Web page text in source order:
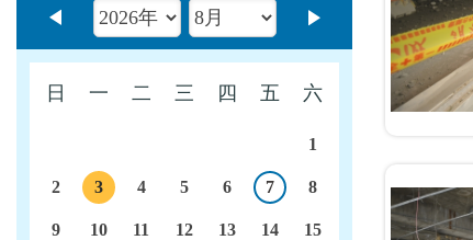
上個月
日 一 二 三 四 五 六
1
2
3
4 5 6
7
8
9 10 11 12 13 14 15